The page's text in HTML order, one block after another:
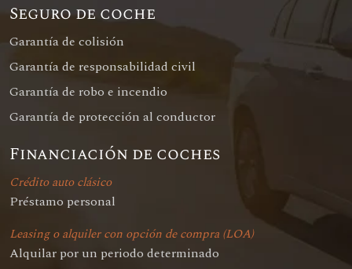
Seguro de coche
Garantía de colisión
Garantía de responsabilidad civil
Garantía de robo e incendio
Garantía de protección al conductor
Financiación de coches
Crédito auto clásico
Préstamo personal
Leasing o alquiler con opción de compra (LOA)
Alquilar por un periodo determinado